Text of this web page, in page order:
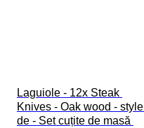
Laguiole - 12x Steak
Knives - Oak wood - style
de - Set cuțite de masă